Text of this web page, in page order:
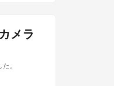
メラ
。